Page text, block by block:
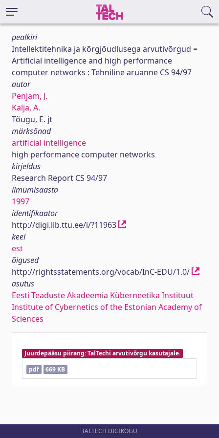
pealkiri
Intellektitehnika ja kõrgjõudlusega arvutivõrgud =
Artificial intelligence and high performance
computer networks : Tehniline aruanne CS 94/97
autor
Penjam, J.
Kalja, A.
Tõugu, E. jt
märksõnad
artificial intelligence
high performance computer networks
kirjeldus
Research Report CS 94/97
ilmumisaasta
1997
identifikaator
http://digi.lib.ttu.ee/i/?11963
keel
est
õigused
http://rightsstatements.org/vocab/InC-EDU/1.0/
asutus
Eesti Teaduste Akadeemia Küberneetika Instituut
Institute of Cybernetics of the Estonian Academy of
Sciences
Juurdepääsu piirang: TalTechi arvutivõrgu kasutajale.
pdf
669 KB
TALTECH DIGIKOGU